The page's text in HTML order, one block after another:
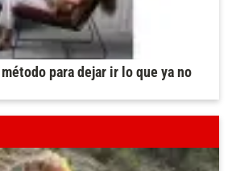
para dejar ir lo que ya no